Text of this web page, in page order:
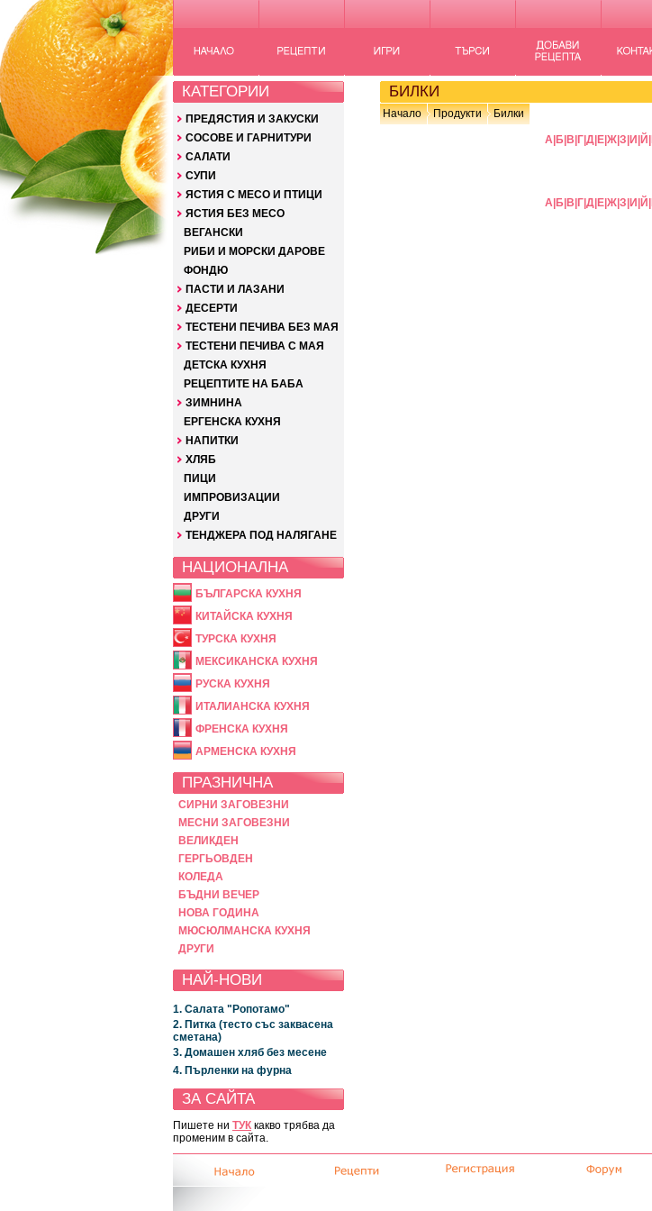
КАТЕГОРИИ
ПРЕДЯСТИЯ И ЗАКУСКИ
СОСОВЕ И ГАРНИТУРИ
САЛАТИ
СУПИ
ЯСТИЯ С МЕСО И ПТИЦИ
ЯСТИЯ БЕЗ МЕСО
ВЕГАНСКИ
РИБИ И МОРСКИ ДАРОВЕ
ФОНДЮ
ПАСТИ И ЛАЗАНИ
ДЕСЕРТИ
ТЕСТЕНИ ПЕЧИВА БЕЗ МАЯ
ТЕСТЕНИ ПЕЧИВА С МАЯ
ДЕТСКА КУХНЯ
РЕЦЕПТИТЕ НА БАБА
ЗИМНИНА
ЕРГЕНСКА КУХНЯ
НАПИТКИ
ХЛЯБ
ПИЦИ
ИМПРОВИЗАЦИИ
ДРУГИ
ТЕНДЖЕРА ПОД НАЛЯГАНЕ
НАЦИОНАЛНА
БЪЛГАРСКА КУХНЯ
КИТАЙСКА КУХНЯ
ТУРСКА КУХНЯ
МЕКСИКАНСКА КУХНЯ
РУСКА КУХНЯ
ИТАЛИАНСКА КУХНЯ
ФРЕНСКА КУХНЯ
АРМЕНСКА КУХНЯ
ПРАЗНИЧНА
СИРНИ ЗАГОВЕЗНИ
МЕСНИ ЗАГОВЕЗНИ
ВЕЛИКДЕН
ГЕРГЬОВДЕН
КОЛЕДА
БЪДНИ ВЕЧЕР
НОВА ГОДИНА
МЮСЮЛМАНСКА КУХНЯ
ДРУГИ
НАЙ-НОВИ
1. Салата "Ропотамо"
2. Питка (тесто със заквасена
сметана)
3. Домашен хляб без месене
4. Пърленки на фурна
ЗА САЙТА
Пишете ни ТУК какво трябва да
променим в сайта.
БИЛКИ
Начало Продукти Билки
А Б В Г Д Е Ж З И Й
А Б В Г Д Е Ж З И Й